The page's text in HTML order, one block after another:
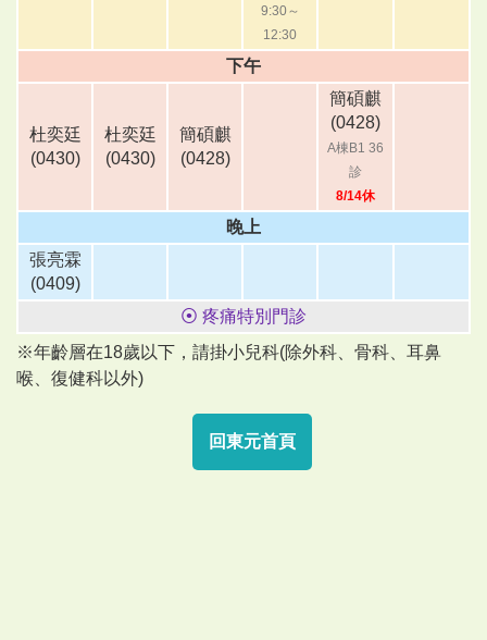
9:30～
12:30
下午
杜奕廷
(0430)
杜奕廷
(0430)
簡碩麒
(0428)
簡碩麒
(0428)
A棟B1 36
診
8/14休
晚上
張亮霖
(0409)
⦿ 疼痛特別門診
※年齡層在18歲以下，請掛小兒科(除外科、骨科、耳鼻
喉、復健科以外)
回東元首頁